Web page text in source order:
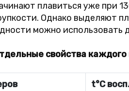
плавиться уже при
Однако выделяют
можно использовать
свойства
t°C